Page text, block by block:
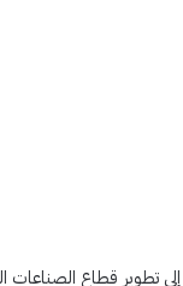
تطوير قطاع الصناعات